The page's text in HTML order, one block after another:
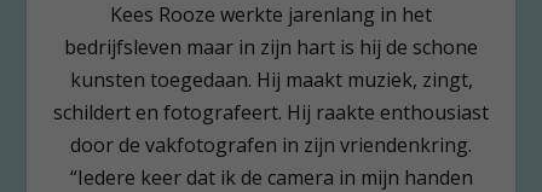
Kees Rooze werkte jarenlang in het
bedrijfsleven maar in zijn hart is hij de schone
kunsten toegedaan. Hij maakt muziek, zingt,
schildert en fotografeert. Hij raakte enthousiast
door de vakfotografen in zijn vriendenkring.
“Iedere keer dat ik de camera in mijn handen